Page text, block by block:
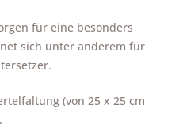
für eine besonders
sich unter anderem für
(von 25 x 25 cm